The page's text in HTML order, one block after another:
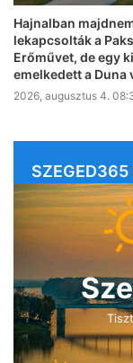
Hajnalban
lekapcsolták a
Erőművet, de egy
emelkedett a Duna
2026, augusztus 4.
SZEGED365